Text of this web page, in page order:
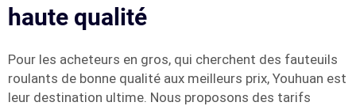
haute qualité
Pour les acheteurs en gros, qui cherchent des fauteuils
roulants de bonne qualité aux meilleurs prix, Youhuan est
leur destination ultime. Nous proposons des tarifs